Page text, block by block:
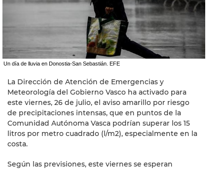
Un día de lluvia en Donostia-San Sebastián. EFE
La Dirección de Atención de Emergencias y
Meteorología del Gobierno Vasco ha activado para
este viernes, 26 de julio, el aviso amarillo por riesgo
de precipitaciones intensas, que en puntos de la
Comunidad Autónoma Vasca podrían superar los 15
litros por metro cuadrado (l/m2), especialmente en la
costa.
Según las previsiones, este viernes se esperan